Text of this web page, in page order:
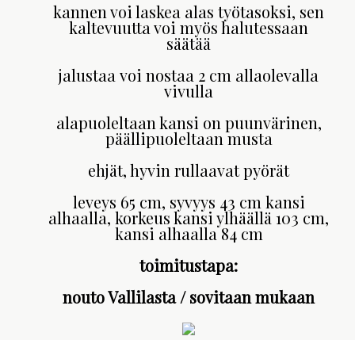
kannen voi laskea alas työtasoksi, sen
kaltevuutta voi myös halutessaan
säätää
jalustaa voi nostaa 2 cm allaolevalla
vivulla
alapuoleltaan kansi on puunvärinen,
päällipuoleltaan musta
ehjät, hyvin rullaavat pyörät
leveys 65 cm, syvyys 43 cm kansi
alhaalla, korkeus kansi ylhäällä 103 cm,
kansi alhaalla 84 cm
toimitustapa:
nouto Vallilasta / sovitaan mukaan